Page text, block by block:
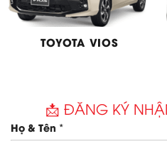
TOYOTA VIOS
📩 ĐĂNG KÝ
Họ & Tên *